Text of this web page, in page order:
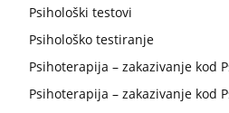
Psihološki testovi
Psihološko testiranje
Psihoterapija – zakazivanje kod
Psihoterapija – zakazivanje kod